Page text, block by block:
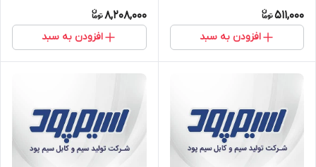
511,000
افزودن به سبد
8,208,000
افزودن به سبد